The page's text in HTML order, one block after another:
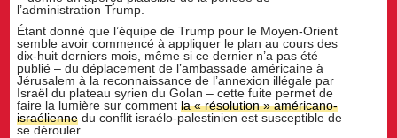
l’administration Trump.
Étant donné que l’équipe de Trump pour le Moyen-Orient
semble avoir commencé à appliquer le plan au cours des
dix-huit derniers mois, même si ce dernier n’a pas été
publié – du déplacement de l’ambassade américaine à
Jérusalem à la reconnaissance de l’annexion illégale par
Israël du plateau syrien du Golan – cette fuite permet de
faire la lumière sur commentla « résolution » américano-
israélienne du conflit israélo-palestinien est susceptible de
se dérouler.